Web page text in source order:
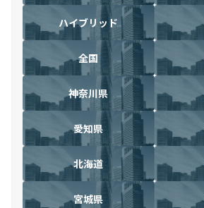
ハイブリッド
全国
神奈川県
愛知県
北海道
宮城県